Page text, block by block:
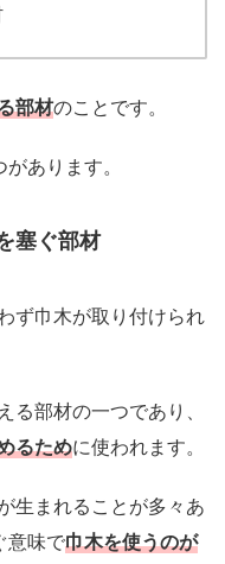
部材のことです。
あります。
塞ぐ部材
ず巾木が取り付けられ
る部材の一つであり、
るために使われます。
生まれることが多々あ
意味で巾木を使うのが